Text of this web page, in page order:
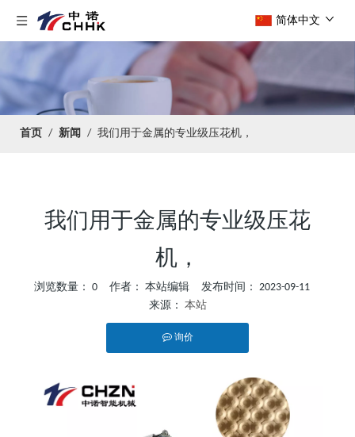
简体中文
首页 / 新闻 / 我们用于金属的专业级压花机，
我们用于金属的专业级压花
机，
浏览数量： 0作者： 本站编辑 发布时间： 2023-09-11
来源： 本站
询价